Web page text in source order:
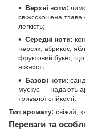
Верхні ноти:
свіжоскошена трава
легкість;
Середні ноти:
персик, абрикос,
фруктовий букет, що
ніжності;
Базові ноти:
мускус — надають
тривалої стійкості.
Тип аромату: свіжий,
Переваги та